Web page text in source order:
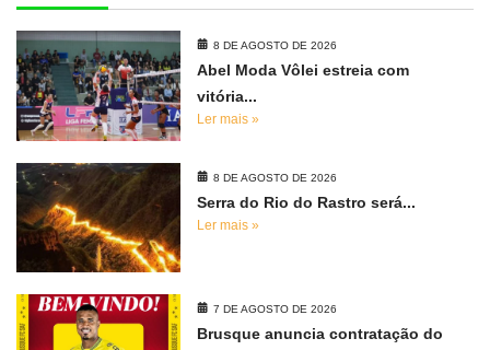
8 DE AGOSTO DE 2026
Abel Moda Vôlei estreia com
vitória...
Ler mais »
8 DE AGOSTO DE 2026
Serra do Rio do Rastro será...
Ler mais »
7 DE AGOSTO DE 2026
Brusque anuncia contratação do